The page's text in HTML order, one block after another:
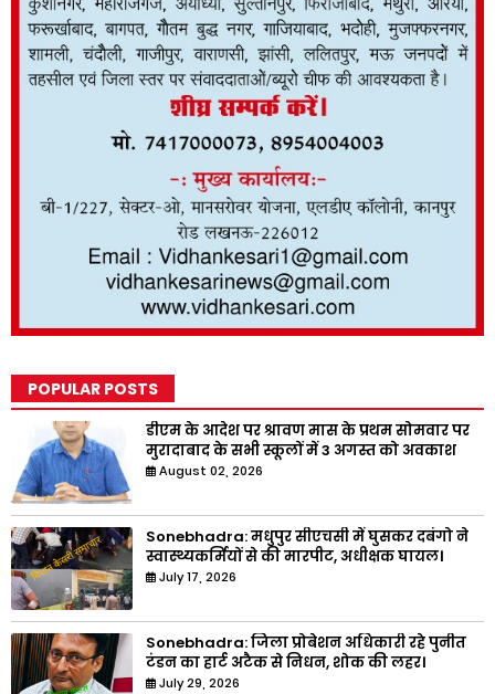
POPULAR POSTS
डीएम के आदेश पर श्रावण मास के प्रथम सोमवार पर
मुरादाबाद के सभी स्कूलों में 3 अगस्त को अवकाश
August 02, 2026
Sonebhadra: मधुपुर सीएचसी में घुसकर दबंगो ने
स्वास्थ्यकर्मियों से की मारपीट, अधीक्षक घायल।
July 17, 2026
Sonebhadra: जिला प्रोबेशन अधिकारी रहे पुनीत
टंडन का हार्ट अटैक से निधन, शोक की लहर।
July 29, 2026